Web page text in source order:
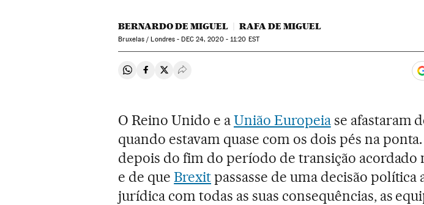
BERNARDO DE MIGUEL RAFA DE MIGUEL
Bruxelas / Londres -DEC24, 2020 - 11:20 EST
Compartir en Whatsapp
Compartir en Facebook
Compartir en Twitter
Desplegar Redes Sociales
O Reino Unido e aUnião Europeiase afastaram
quando estavam quase com os dois pés na
depois do fim do período de transição acordado
e de queBrexitpassasse de uma decisão política
jurídica com todas as suas consequências, as